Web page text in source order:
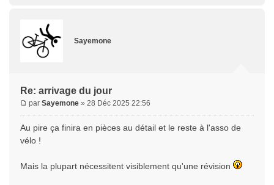
Sayemone
Re: arrivage du jour
par Sayemone » 28 Déc 2025 22:56
Au pire ça finira en pièces au détail et le reste à l'asso de
vélo !
Mais la plupart nécessitent visiblement qu'une révision